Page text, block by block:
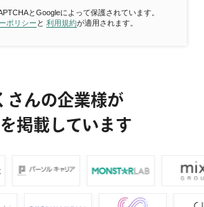
とGoogleによって保護されています。
ポリシー と 利用規約が適用されます。
さんの企業様が
掲載しています